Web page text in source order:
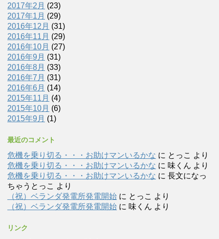
2017年2月 (23)
2017年1月 (29)
2016年12月 (31)
2016年11月 (29)
2016年10月 (27)
2016年9月 (31)
2016年8月 (33)
2016年7月 (31)
2016年6月 (14)
2015年11月 (4)
2015年10月 (6)
2015年9月 (1)
最近のコメント
危機を乗り切る・・・お助けマンいるかな に とっこ より
危機を乗り切る・・・お助けマンいるかな に 味くん より
危機を乗り切る・・・お助けマンいるかな に 長文になっ
ちゃうとっこ より
（祝）ベランダ発電所発電開始 に とっこ より
（祝）ベランダ発電所発電開始 に 味くん より
リンク